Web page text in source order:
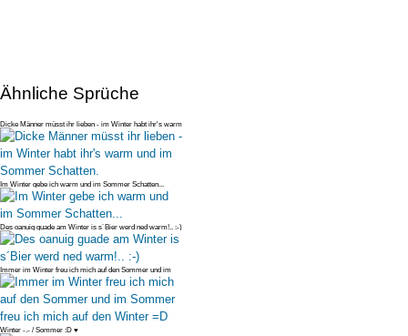
Ähnliche Sprüche
Dicke Männer müsst ihr lieben - im Winter habt ihr's warm
und im Sommer
Im Winter gebe ich warm und im Sommer Schatten...
Des oanuig guade am Winter is s´Bier werd ned warm!.. :-)
Immer im Winter freu ich mich auf den Sommer und im
Sommer freu ich mich
Winter -.- / Sommer :D ♥